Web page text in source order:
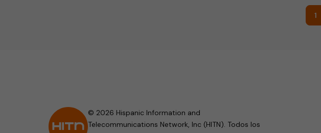
1
© 2026 Hispanic Information and
Telecommunications Network, Inc (HITN). Todos los